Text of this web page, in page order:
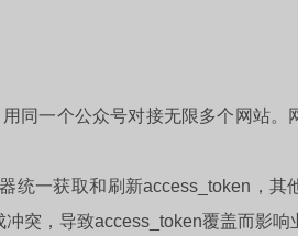
同一个公众号对接无限多个网站。
统一获取和刷新access_token，其
突，导致access_token覆盖而影响